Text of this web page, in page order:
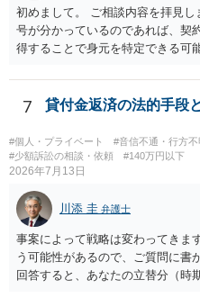
合わせにならずに済むかもしれま
あったり特別席であったりすれば
ん。当該チケットがチケット転売
外に選択肢がない場合もあるでし
法的には「当事者の合理的意思
必要になると思われます。なか
ても回答は異なるかもしれません
初めまして。 ご相談内容を拝見
号が分かっているのであれば、契
得することで身元を特定できる可
ろです。 LINEについても、詐欺
りますが、携帯電話の番号を経
を特定した後は、返金の理屈があ
本的に贈与に該当する場合には返
当方に返金の理屈があるかどうか
た金額について、裏付けがあるか
身元の特定、返金の理屈があると
からスタートすることになるでし
ことの立証は簡単ではありません
返金交渉で有利になる可能性があ
に難しいところがあります。 こ
署に被害相談をするようにしてく
7 貸付金返済の法的手段
#個人・プライベート #音信不通・行方
#少額訴訟の相談・依頼
#140万円以下
2026年7月13日
川添 圭 弁護士
事案によって戦略は変わってきま
う可能性があるので、ご質問に書
回答すると、あなたの立替分（時